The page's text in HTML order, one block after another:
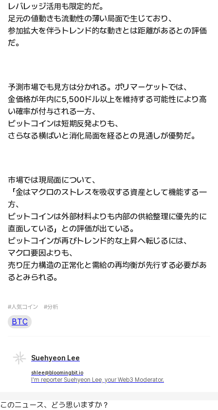
レバレッジ活用も限定的だ。
足元の値動きも流動性の薄い局面で生じており、
参加拡大を伴うトレンド的な動きとは距離があるとの評価
だ。
予測市場でも見方は分かれる。ポリマーケットでは、
金価格が年内に5,500ドル以上を維持する可能性により高
い確率が付与される一方、
ビットコインは短期反発よりも、
さらなる横ばいと消化局面を経るとの見通しが優勢だ。
市場では現局面について、
「金はマクロのストレスを吸収する資産として機能する一
方、
ビットコインは外部材料よりも内部の供給整理に優先的に
直面している」との評価が出ている。
ビットコインが再びトレンド的な上昇へ転じるには、
マクロ要因よりも、
売り圧力構造の正常化と需給の再均衡が先行する必要があ
るとみられる。
#人気コイン #分析
BTC
Suehyeon Lee
shlee@bloomingbit.io
I'm reporter Suehyeon Lee, your Web3 Moderator.
このニュース、どう思いますか？